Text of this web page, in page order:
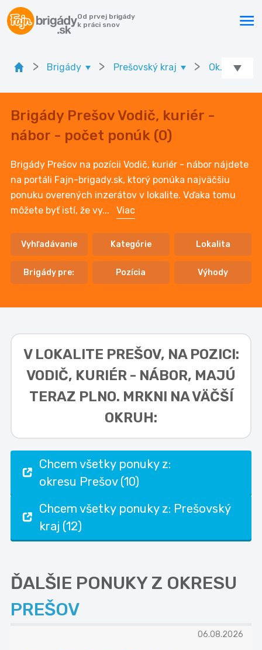
Od prvej brigády
k práci snov
> Brigády > Prešovský kraj > Ok. Prešov
Brigády Prešov Vodič, kuriér -
nábor - počet ponúk (0)
Brigády Prešov na pozícii Vodič, kuriér - nábor nájdete
na portáli Fajn-brigady.sk, ktorý ponúka najväčšiu
ponuku overených inzerátov v lokalite. Vďaka tomu
môžete byť istí, že vy... Viac
Vyhľadávanie Kategórie Lokalita
Brigády pre: Pozícia Výhody
V LOKALITE PREŠOV, NA POZICI:
VODIČ, KURIÉR - NÁBOR, MAJÚ
TERAZ PLNO. MRKNI NA VÄČŠÍ
OKRUH:
Chcem všetky ponuky z:
okresu Prešov (10)
Chcem všetky ponuky z: Prešovský
kraj (12)
ĎALŠIE PONUKY Z OKRESU
PREŠOV
06.08.2026